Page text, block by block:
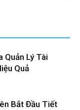
Quản Lý Tài
Quả
Bắt Đầu Tiết